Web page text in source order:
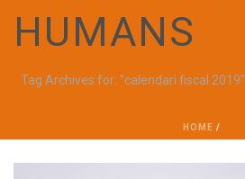
HUMANS
Tag Archives for: "calendari fiscal 2019"
HOME /